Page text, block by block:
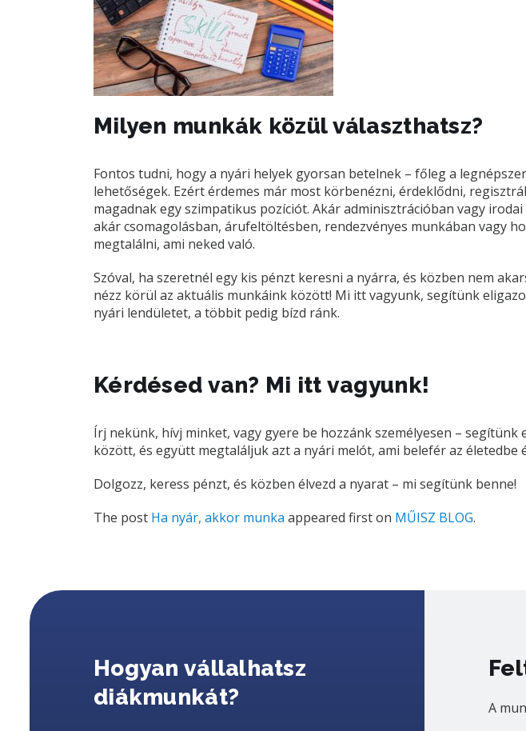
Milyen munkák közül választhatsz?
Fontos tudni, hogy a nyári helyek gyorsan betelnek – főleg a
lehetőségek. Ezért érdemes már most körbenézni, érdeklődni,
magadnak egy szimpatikus pozíciót. Akár adminisztrációban vagy
akár csomagolásban, árufeltöltésben, rendezvényes munkában vagy
megtalálni, ami neked való.
Szóval, ha szeretnél egy kis pénzt keresni a nyárra, és közben nem
nézz körül az aktuális munkáink között! Mi itt vagyunk, segítünk
nyári lendületet, a többit pedig bízd ránk.
Kérdésed van? Mi itt vagyunk!
Írj nekünk, hívj minket, vagy gyere be hozzánk személyesen – segítünk
között, és együtt megtaláljuk azt a nyári melót, ami belefér az életedbe
Dolgozz, keress pénzt, és közben élvezd a nyarat – mi segítünk benne!
The post Ha nyár, akkor munka appeared first on MŰISZ BLOG.
Hogyan vállalhatsz
diákmunkát?
A